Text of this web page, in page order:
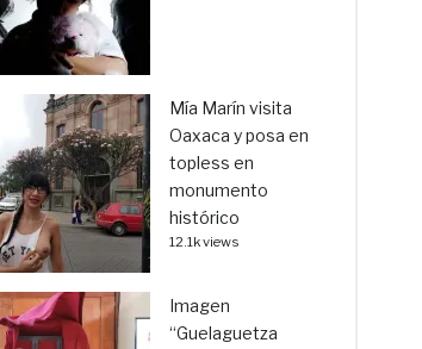
Mía Marín visita
Oaxaca y posa en
topless en
monumento
histórico
12.1k views
Imagen
“Guelaguetza